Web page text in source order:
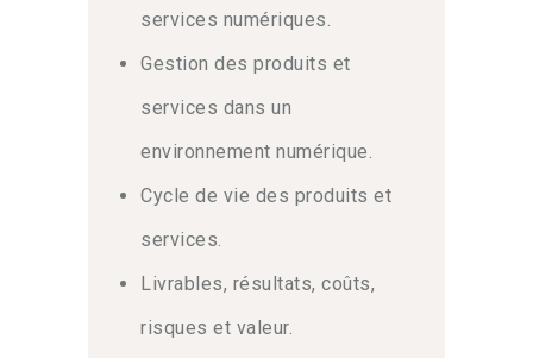
services numériques.
Gestion des produits et
services dans un
environnement numérique.
Cycle de vie des produits et
services.
Livrables, résultats, coûts,
risques et valeur.